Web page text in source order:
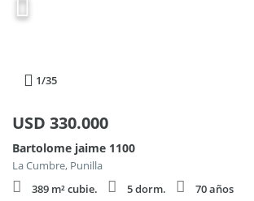
1/35
USD 330.000
Bartolome jaime 1100
La Cumbre, Punilla
389 m² cubie.
5 dorm.
70 años